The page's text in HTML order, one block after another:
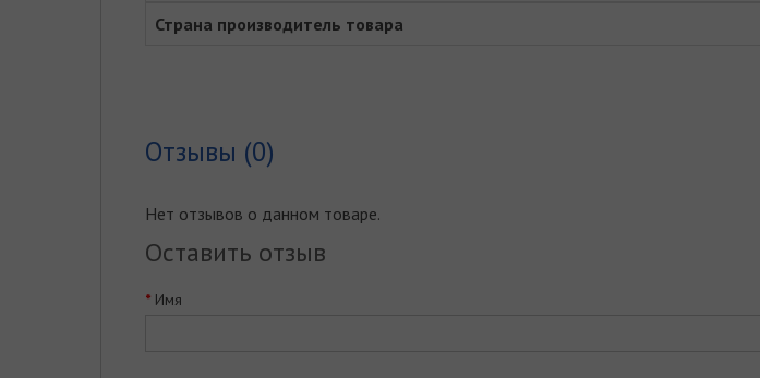
Страна производитель товара
Отзывы (0)
Нет отзывов о данном товаре.
Оставить отзыв
Имя